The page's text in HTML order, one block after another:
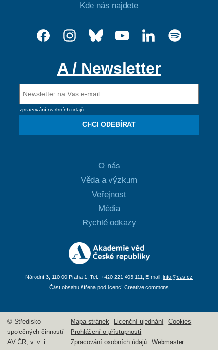
Kde nás najdete
A / Newsletter
zpracování osobních údajů
CHCI ODEBÍRAT
O nás
Věda a výzkum
Veřejnost
Média
Rychlé odkazy
Národní 3, 110 00 Praha 1, Tel.: +420 221 403 111, E-mail: info@cas.cz
Část obsahu šířena pod licencí Creative commons
© Středisko
společných činností
AV ČR, v. v. i.
Mapa stránek Licenční ujednání
Cookies
Prohlášení o přístupnosti
Zpracování osobních údajů
Webmaster